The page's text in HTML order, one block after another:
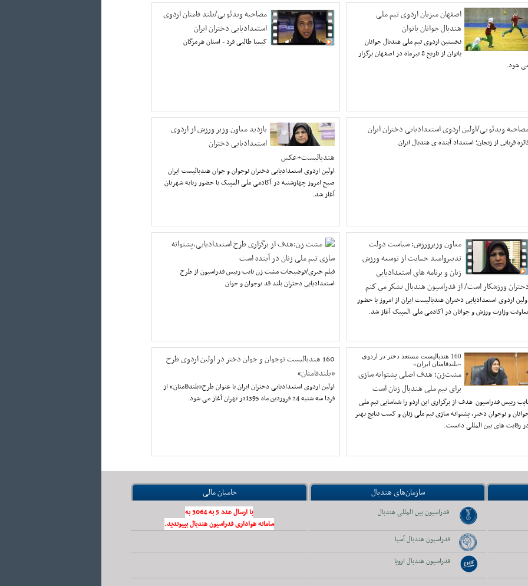
اصفهان میزبان اردوی تیم ملی
هندبال جوانان بانوان
نخستین اردوی تیم ملی هندبال جوانان
بانوان از تاریخ 8 تیرماه در اصفهان برگزار
شود.
مصاحبه ویدئویی/بلند قامتان اردوی
استعدادیابی دختران ایران
کیمیا طالبی فرد - استان هرمزگان
ویدئویی/اولین اردوی استعدادیابی دختران ایران
قرباني از زنجان؛ استعداد آينده ي هندبال ايران
بازدید معاون وزیر ورزش از اردوی
استعدادیابی دختران
هندبالیست+عکس
اولین اردوی استعدادیابی دختران نوجوان و جوان هندبالیست ایران
صبح امروز چهارشنبه در آکادمی ملی المپیک با حضور ربابه شهریان
آغاز شد.
معاون وزيرورزش: سياست دولت
تدبيرواميد حمايت از توسعه ورزش
زنان و برنامه هاي استعداديابي
ورزشكار است/ از فدراسيون هندبال تشكر مي كنم
اردوی استعدادیابی دختران هندبالیست ایران از امروز با حضور
وزارت ورزش و جوانان در آکادمی ملی المپیک آغاز شد.
مشت زن:هدف از برگزاری طرح استعدادیابی،پشتوانه
سازی تیم ملی زنان در آینده است
فیلم خبری/توضيحات مشت زن نايب رييس فدراسيون از طرح
استعداديابي دختران بلند قد نوجوان و جوان
160 هندبالیست مستعد دختر در اردوی
«بلندقامتان ایران»
مشت‌زن: هدف اصلی پشتوانه سازی
برای تیم‌ ملی هندبال زنان است
رییس فدراسیون هدف از برگزاری این اردو را شناسایی تیم ملی
و نوجوان دختر، پشتوانه سازی تیم ملی زنان و کسب نتایج بهتر
رقابت های بین المللی دانست.
160 هندبالیست نوجوان و جوان دختر در اولین اردوی طرح
«بلندقامتان»
اولین اردوی استعدادیابی دختران ایران با عنوان طرح«بلندقامتان» از
فردا سه شنبه 24 فروردین ماه 1395در تهران آغاز می شود.
سازمان‌های هندبال حامیان مالی
فدراسیون بین المللی هندبال
با ارسال عدد 5 به 3064 به
سامانه هواداری فدراسیون هندبال بپیوندید.
فدراسیون هندبال آسیا
فدراسیون هندبال اروپا